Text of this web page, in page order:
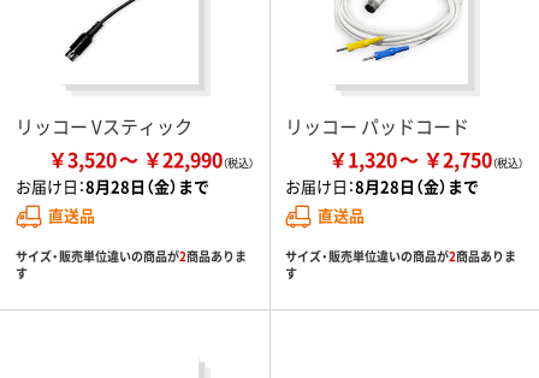
リッコー Vスティック
￥3,520 ￥22,990
お届け日：8月28日（金）まで
直送品
サイズ・販売単位違いの商品が2商品ありま
す
リッコー パッドコード
￥1,320 ￥2,750
お届け日：8月28日（金）まで
直送品
サイズ・販売単位違いの商品が2商品ありま
す